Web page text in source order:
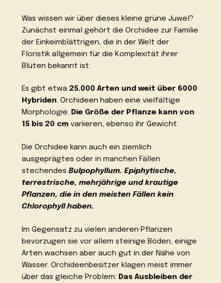
Was wissen wir über dieses kleine grüne Juwel?
Zunächst einmal gehört die Orchidee zur Familie
der Einkeimblättrigen, die in der Welt der
Floristik allgemein für die Komplexität ihrer
Blüten bekannt ist.
Es gibt etwa 25.000 Arten und weit über 6000
Hybriden. Orchideen haben eine vielfältige
Morphologie. Die Größe der Pflanze kann von
15 bis 20 cm variieren, ebenso ihr Gewicht.
Die Orchidee kann auch ein ziemlich
ausgeprägtes oder in manchen Fällen
stechendesBulpophyllum. Epiphytische,
terrestrische, mehrjährige und krautige
Pflanzen, die in den meisten Fällen kein
Chlorophyll haben.
Im Gegensatz zu vielen anderen Pflanzen
bevorzugen sie vor allem steinige Böden, einige
Arten wachsen aber auch gut in der Nähe von
Wasser. Orchideenbesitzer klagen meist immer
über das gleiche Problem: Das Ausbleiben der